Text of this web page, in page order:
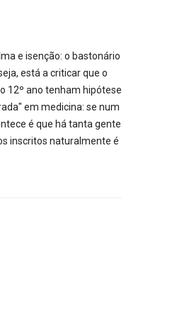
e isenção: o bastonário
está a criticar que o
12º ano tenham hipótese
em medicina: se num
é que há tanta gente
inscritos naturalmente é